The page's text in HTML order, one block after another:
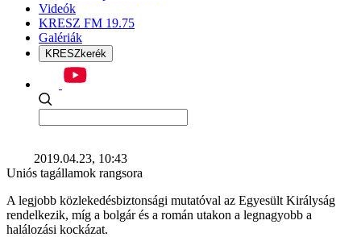
Videók
KRESZ FM 19.75
Galériák
KRESZkerék
2019.04.23, 10:43
Uniós tagállamok rangsora
A legjobb közlekedésbiztonsági mutatóval az Egyesült Királyság
rendelkezik, míg a bolgár és a román utakon a legnagyobb a
halálozási kockázat.